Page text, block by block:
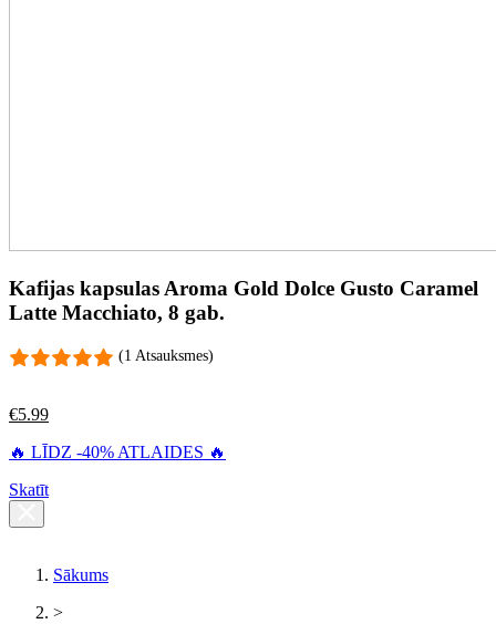
Kafijas kapsulas Aroma Gold Dolce Gusto Caramel
Latte Macchiato, 8 gab.
(1 Atsauksmes)
€5.99
🔥 LĪDZ -40% ATLAIDES 🔥
Skatīt
Sākums
>